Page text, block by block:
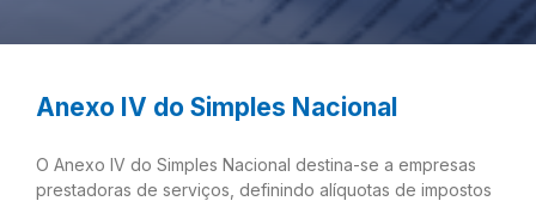
Anexo IV do Simples Nacional
O Anexo IV do Simples Nacional destina-se a empresas
prestadoras de serviços, definindo alíquotas de impostos